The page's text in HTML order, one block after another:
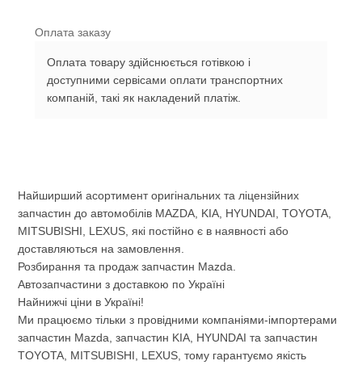
Оплата заказу
Оплата товару здійснюється готівкою і
доступними сервісами оплати транспортних
компаній, такі як накладений платіж.
Найширший асортимент оригінальних та ліцензійних
запчастин до автомобілів MAZDA, KIA, HYUNDAI, TOYOTA,
MITSUBISHI, LEXUS, які постійно є в наявності або
доставляються на замовлення.
Розбирання та продаж запчастин Mazda.
Автозапчастини з доставкою по Україні
Найнижчі ціни в Україні!
Ми працюємо тільки з провідними компаніями-імпортерами
запчастин Mazda, запчастин KIA, HYUNDAI та запчастин
TOYOTA, MITSUBISHI, LEXUS, тому гарантуємо якість